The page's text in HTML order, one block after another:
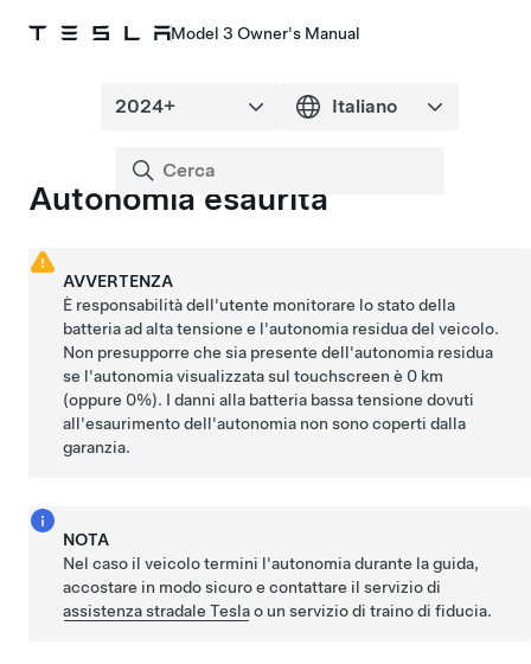
Model 3 Owner's Manual
Autonomia esaurita
AVVERTENZA
È responsabilità dell'utente monitorare lo stato della
batteria ad alta tensione e l'autonomia residua del veicolo.
Non presupporre che sia presente dell'autonomia residua
se l'autonomia visualizzata sultouchscreen è 0 km
(oppure 0%). I danni alla batteria bassa tensione dovuti
all'esaurimento dell'autonomia non sono coperti dalla
garanzia.
NOTA
Nel caso il veicolo termini l'autonomia durante la guida,
accostare in modo sicuro e contattare il servizio di
assistenza stradale Teslao un servizio di traino di fiducia.